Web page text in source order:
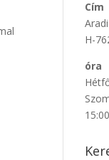
Cím
H-
óra
15:00